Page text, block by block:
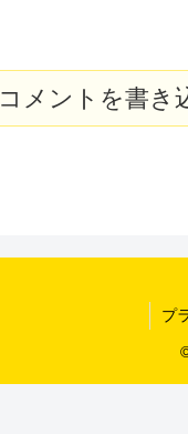
コメントを書き
プ